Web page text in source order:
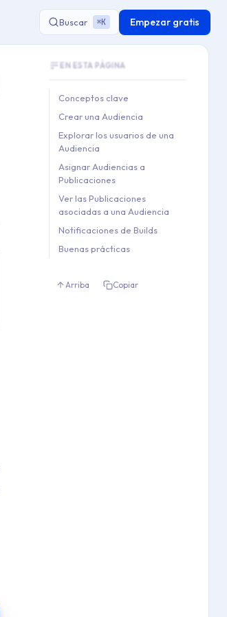
Buscar ⌘K Empezar gratis
Key topics covered: Conceptos clave,
Section hierarchy:
2. Crear una Audiencia
4. Asignar Audiencias a
5. Ver las Publicaciones
6. Notificaciones de Builds
7. Buenas prácticas
EN ESTA PÁGINA
Conceptos clave
Crear una Audiencia
Explorar los usuarios de una
Audiencia
Asignar Audiencias a
Publicaciones
Ver las Publicaciones
asociadas a una Audiencia
Notificaciones de Builds
Buenas prácticas
Arriba Copiar